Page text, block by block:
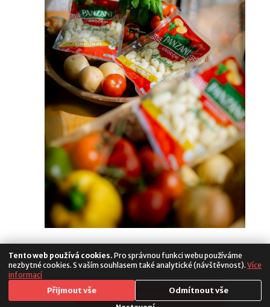
Copyright 2026. All Rights Reserved
Media
Populus
Tento web používá cookies. Pro správnou funkci webu používáme
nezbytné cookies. S vaším souhlasem také analytické (návštěvnost). Více
informací
Přijmout vše Odmítnout vše